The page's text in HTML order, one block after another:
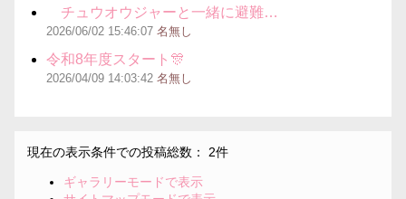
チュウオウジャーと一緒に避難…
2026/06/02 15:46:07 名無し
令和8年度スタート🎊
2026/04/09 14:03:42 名無し
現在の表示条件での投稿総数： 2件
ギャラリーモードで表示